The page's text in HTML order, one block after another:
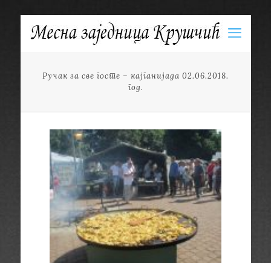
Ручак за све госте – кајганијада 02.06.2018.
год.